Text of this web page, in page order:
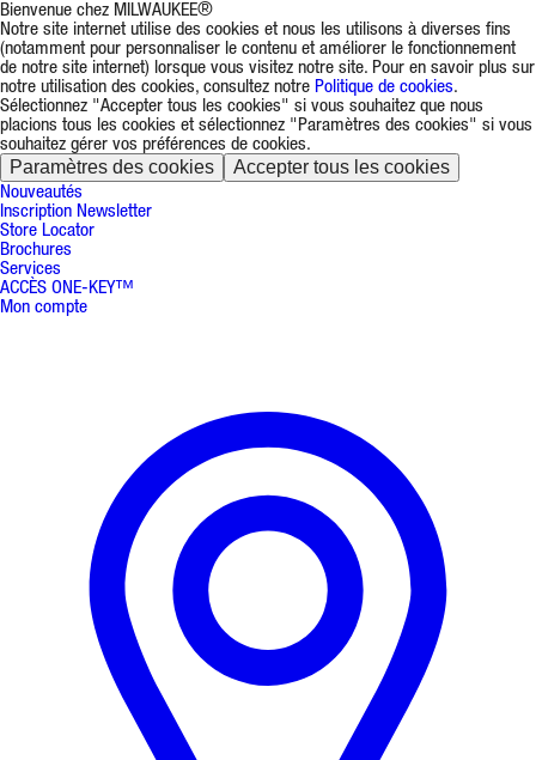
Bienvenue chez MILWAUKEE®
Notre site internet utilise des cookies et nous les utilisons à diverses fins
(notamment pour personnaliser le contenu et améliorer le fonctionnement
de notre site internet) lorsque vous visitez notre site. Pour en savoir plus sur
notre utilisation des cookies, consultez notre Politique de cookies.
Sélectionnez "Accepter tous les cookies" si vous souhaitez que nous
placions tous les cookies et sélectionnez "Paramètres des cookies" si vous
souhaitez gérer vos préférences de cookies.
Paramètres des cookies Accepter tous les cookies
Nouveautés
Inscription Newsletter
Store Locator
Brochures
Services
ACCÈS ONE-KEY™
Mon compte